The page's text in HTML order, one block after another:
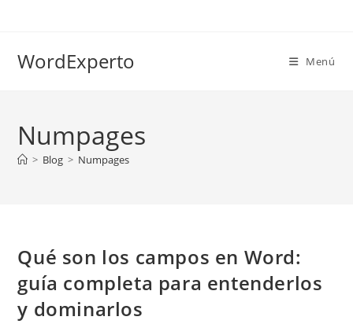
WordExperto Menú
Numpages
> Blog > Numpages
Qué son los campos en Word:
guía completa para entenderlos
y dominarlos